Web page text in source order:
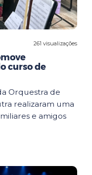
261 visualizações
curso de
Orquestra de
realizaram uma
e amigos